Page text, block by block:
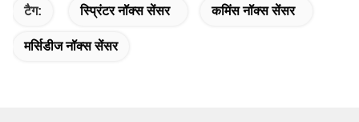
टैग: स्प्रिंटर नॉक्स सेंसर कमिंस नॉक्स सेंसर
मर्सिडीज नॉक्स सेंसर